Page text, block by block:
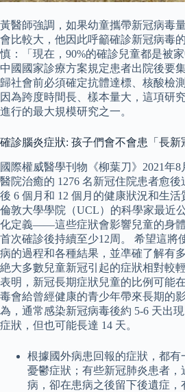
黃醫師強調，如果幼童攜帶新冠病毒
會比較大，他因此​​呼籲確診新冠病毒
慎：「現在，90%的確診兒童都是被
中國國家診療方案規定患者出院後要
歸社會前必須確定抗體達標、核酸檢
因為跨度時間長、樣本量大，這項研
進行的最大規模研究之一。
確診腦炎症狀: 孩子們會不會患「長新
國際權威醫學刊物《柳葉刀》2021年
醫院治癒的 1276 名新冠住院患者愈
後 6 個月和 12 個月的健康狀況和生活
倫敦大學學院（UCL）的科學家最近
化定義——這些症狀會影響兒童的身
首次確診後持續至少12周。 希望這將
病的過程和各種結果，並凖確了解有
絶大多數兒童新冠引起的症狀相對較
表明，新冠長期症狀兒童的比例可能
毒會給曾經健康的青少年帶來長期的
為，通常感染新冠病毒後約 5-6 天出
症狀，但也可能長達 14 天。
根據國外病患回報的症狀，都
憂鬱症狀；有些新冠肺炎患者
病，卻在患病之後留下後遺症